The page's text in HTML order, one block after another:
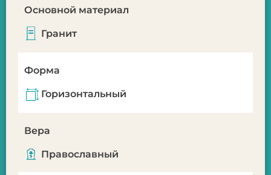
Основной материал
Гранит
Форма
Горизонтальный
Вера
Православный